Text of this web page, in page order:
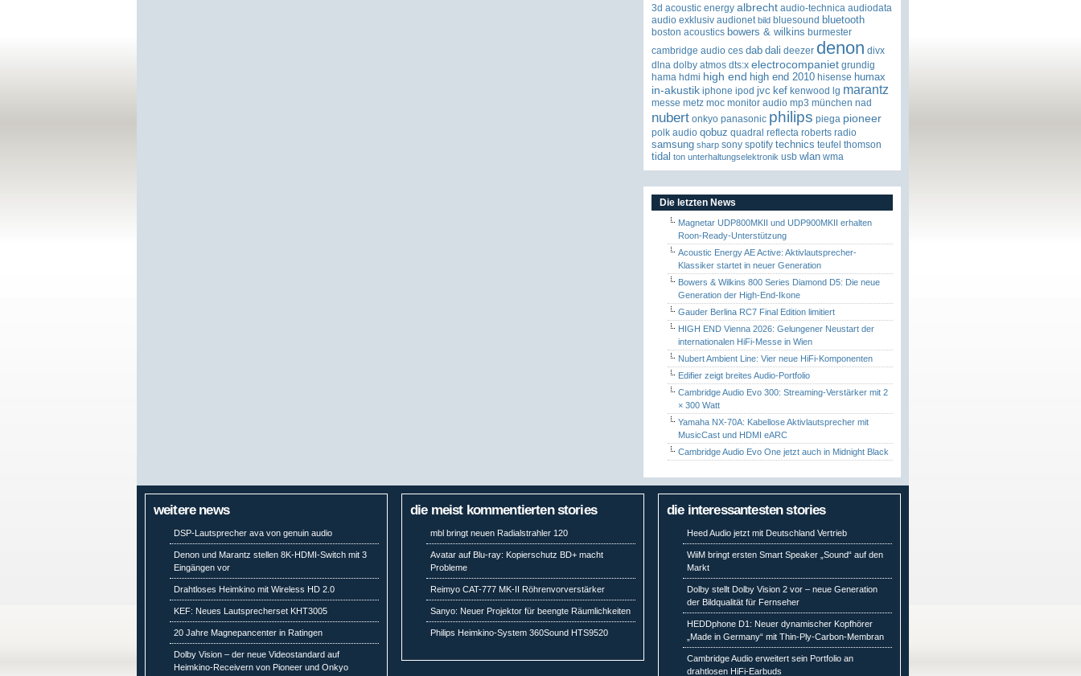
3d acoustic energy albrecht audio-technica audiodata
audio exklusiv audionet bild bluesound bluetooth
boston acoustics bowers & wilkins burmester
cambridge audio ces dab dali deezer denon divx
dlna dolby atmos dts:x electrocompaniet grundig
hama hdmi high end high end 2010 hisense humax
in-akustik iphone ipod jvc kef kenwood lg marantz
messe metz moc monitor audio mp3 münchen nad
nubert onkyo panasonic philips piega pioneer
polk audio qobuz quadral reflecta roberts radio
samsung sharp sony spotify technics teufel thomson
tidal ton unterhaltungselektronik usb wlan wma
Die letzten News
Magnetar UDP800MKII und UDP900MKII erhalten
Roon-Ready-Unterstützung
Acoustic Energy AE Active: Aktivlautsprecher-
Klassiker startet in neuer Generation
Bowers & Wilkins 800 Series Diamond D5: Die neue
Generation der High-End-Ikone
Gauder Berlina RC7 Final Edition limitiert
HIGH END Vienna 2026: Gelungener Neustart der
internationalen HiFi-Messe in Wien
Nubert Ambient Line: Vier neue HiFi-Komponenten
Edifier zeigt breites Audio-Portfolio
Cambridge Audio Evo 300: Streaming-Verstärker mit 2
× 300 Watt
Yamaha NX-70A: Kabellose Aktivlautsprecher mit
MusicCast und HDMI eARC
Cambridge Audio Evo One jetzt auch in Midnight Black
weitere news
DSP-Lautsprecher ava von genuin audio
Denon und Marantz stellen 8K-HDMI-Switch mit 3
Eingängen vor
Drahtloses Heimkino mit Wireless HD 2.0
KEF: Neues Lautsprecherset KHT3005
20 Jahre Magnepancenter in Ratingen
Dolby Vision – der neue Videostandard auf
Heimkino-Receivern von Pioneer und Onkyo
die meist kommentierten stories
mbl bringt neuen Radialstrahler 120
Avatar auf Blu-ray: Kopierschutz BD+ macht
Probleme
Reimyo CAT-777 MK-II Röhrenvorverstärker
Sanyo: Neuer Projektor für beengte Räumlichkeiten
Philips Heimkino-System 360Sound HTS9520
die interessantesten stories
Heed Audio jetzt mit Deutschland Vertrieb
WiiM bringt ersten Smart Speaker „Sound“ auf den
Markt
Dolby stellt Dolby Vision 2 vor – neue Generation
der Bildqualität für Fernseher
HEDDphone D1: Neuer dynamischer Kopfhörer
„Made in Germany“ mit Thin-Ply-Carbon-Membran
Cambridge Audio erweitert sein Portfolio an
drahtlosen HiFi-Earbuds